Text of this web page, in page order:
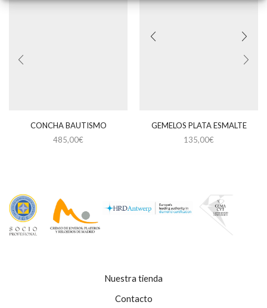
CONCHA BAUTISMO
485,00€
GEMELOS PLATA ESMALTE
135,00€
Nuestra tienda
Contacto